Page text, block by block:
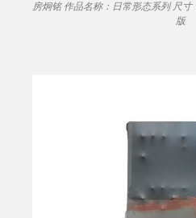
房炯铭 作品名称：日常形态系列 尺寸
版